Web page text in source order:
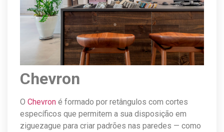
Chevron
O Chevron é formado por retângulos com cortes
específicos que permitem a sua disposição em
ziguezague para criar padrões nas paredes — como